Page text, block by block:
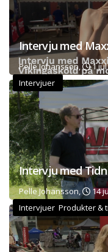
Intervju med
Pelle Johansson,
1 jul
Intervjuer
Intervju med
Pelle Johansson,
14
Intervjuer Produkter &